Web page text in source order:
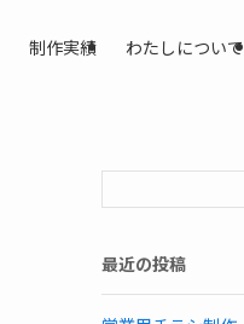
制作実績 わたしについて
最近の投稿